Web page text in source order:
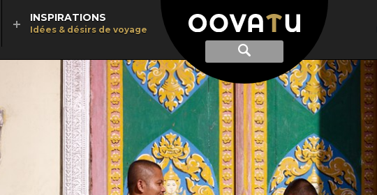
Afficher
recherche
Recherche
INSPIRATIONS
Idées & désirs de voyage